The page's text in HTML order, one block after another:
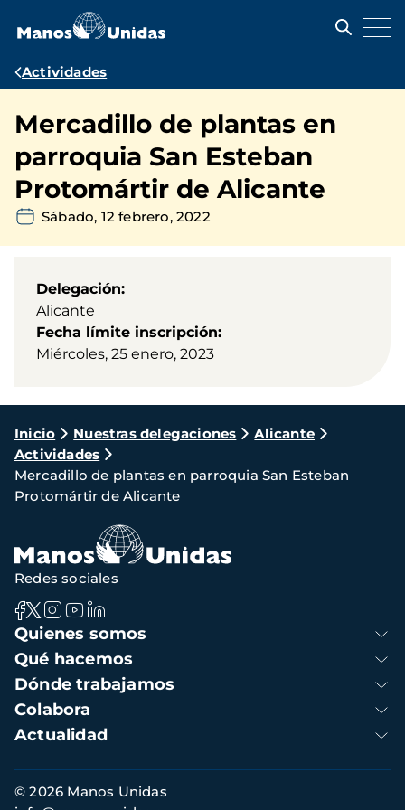
contenido
Ruta
navegación
Actividades
Mercadillo de plantas en
parroquia San Esteban
Protomártir de Alicante
Sábado, 12 febrero, 2022
Delegación
Alicante
Fecha límite inscripción
Miércoles, 25 enero, 2023
Ruta
de
navegación
Inicio Nuestras delegaciones
Alicante
Actividades
Mercadillo de plantas en parroquia San Esteban
Protomártir de Alicante
Navegación
principal
Quienes somos
Qué hacemos
Dónde trabajamos
Colabora
Actualidad
Redes sociales
Información
© 2026 Manos Unidas